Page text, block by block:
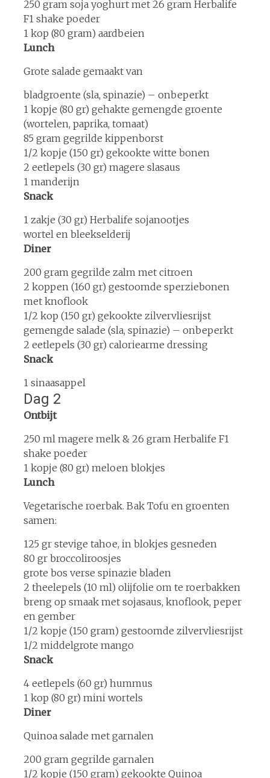
250 gram soja yoghurt met 26 gram Herbalife
F1 shake poeder
1 kop (80 gram) aardbeien
Lunch
Grote salade gemaakt van
bladgroente (sla, spinazie) – onbeperkt
1 kopje (80 gr) gehakte gemengde groente
(wortelen, paprika, tomaat)
85 gram gegrilde kippenborst
1/2 kopje (150 gr) gekookte witte bonen
2 eetlepels (30 gr) magere slasaus
1 manderijn
Snack
1 zakje (30 gr) Herbalife sojanootjes
wortel en bleekselderij
Diner
200 gram gegrilde zalm met citroen
2 koppen (160 gr) gestoomde sperziebonen
met knoflook
1/2 kop (150 gr) gekookte zilvervliesrijst
gemengde salade (sla, spinazie) – onbeperkt
2 eetlepels (30 gr) caloriearme dressing
Snack
1 sinaasappel
Dag 2
Ontbijt
250 ml magere melk & 26 gram Herbalife F1
shake poeder
1 kopje (80 gr) meloen blokjes
Lunch
Vegetarische roerbak. Bak Tofu en groenten
samen:
125 gr stevige tahoe, in blokjes gesneden
80 gr broccoliroosjes
grote bos verse spinazie bladen
2 theelepels (10 ml) olijfolie om te roerbakken
breng op smaak met sojasaus, knoflook, peper
en gember
1/2 kopje (150 gram) gestoomde zilvervliesrijst
1/2 middelgrote mango
Snack
4 eetlepels (60 gr) hummus
1 kop (80 gr) mini wortels
Diner
Quinoa salade met garnalen
200 gram gegrilde garnalen
1/2 kopje (150 gram) gekookte Quinoa